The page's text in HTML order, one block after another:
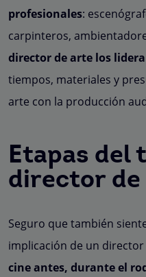
profesionales:
carpinteros,
director de arte los
tiempos, materiales y
arte con la producción
Etapas del
director
Seguro que también
implicación de un director
cine antes, durante el